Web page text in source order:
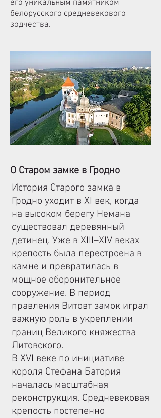
его уникальным памятником
белорусского средневекового
зодчества.
О Старом замке в Гродно
История Старого замка в
Гродно уходит в XI век, когда
на высоком берегу Немана
существовал деревянный
детинец. Уже в XIII–XIV веках
крепость была перестроена в
камне и превратилась в
мощное оборонительное
сооружение. В период
правления Витовт замок играл
важную роль в укреплении
границ Великого княжества
Литовского.
В XVI веке по инициативе
короля Стефана Батория
началась масштабная
реконструкция. Средневековая
крепость постепенно